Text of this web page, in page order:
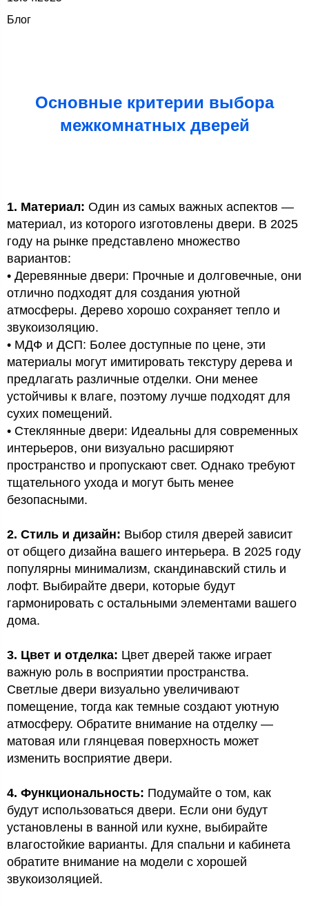
Блог
Основные критерии выбора
межкомнатных дверей
1. Материал: Один из самых важных аспектов —
материал, из которого изготовлены двери. В 2025
году на рынке представлено множество
вариантов:
• Деревянные двери: Прочные и долговечные, они
отлично подходят для создания уютной
атмосферы. Дерево хорошо сохраняет тепло и
звукоизоляцию.
• МДФ и ДСП: Более доступные по цене, эти
материалы могут имитировать текстуру дерева и
предлагать различные отделки. Они менее
устойчивы к влаге, поэтому лучше подходят для
сухих помещений.
• Стеклянные двери: Идеальны для современных
интерьеров, они визуально расширяют
пространство и пропускают свет. Однако требуют
тщательного ухода и могут быть менее
безопасными.
2. Стиль и дизайн: Выбор стиля дверей зависит
от общего дизайна вашего интерьера. В 2025 году
популярны минимализм, скандинавский стиль и
лофт. Выбирайте двери, которые будут
гармонировать с остальными элементами вашего
дома.
3. Цвет и отделка: Цвет дверей также играет
важную роль в восприятии пространства.
Светлые двери визуально увеличивают
помещение, тогда как темные создают уютную
атмосферу. Обратите внимание на отделку —
матовая или глянцевая поверхность может
изменить восприятие двери.
4. Функциональность: Подумайте о том, как
будут использоваться двери. Если они будут
установлены в ванной или кухне, выбирайте
влагостойкие варианты. Для спальни и кабинета
обратите внимание на модели с хорошей
звукоизоляцией.